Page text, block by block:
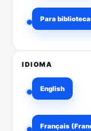
Para
IDIOMA
English
Français